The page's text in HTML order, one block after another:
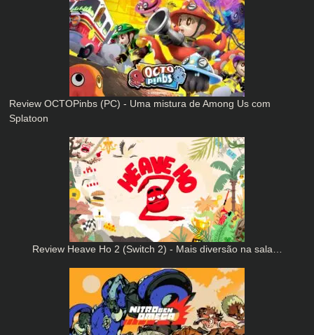
Review OCTOPinbs (PC) - Uma mistura de Among Us com
Splatoon
Review Heave Ho 2 (Switch 2) - Mais diversão na sala…